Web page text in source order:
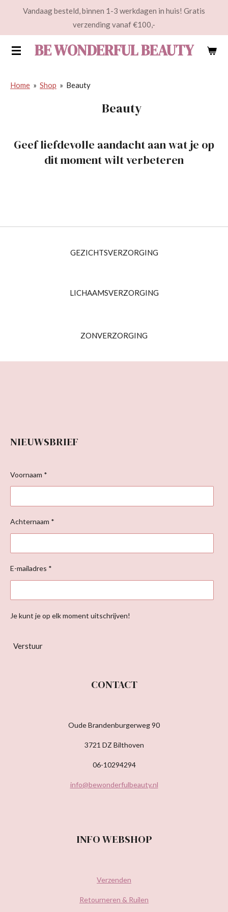
de
BE WONDERFUL BEAUTY
Vandaag besteld, binnen 1-3 werkdagen in huis! Gratis
verzending vanaf €100,-
Home » Shop » Beauty
Beauty
Geef liefdevolle aandacht aan wat je op
dit moment wilt verbeteren
GEZICHTSVERZORGING
LICHAAMSVERZORGING
ZONVERZORGING
NIEUWSBRIEF
Voornaam *
Achternaam *
E-mailadres *
Je kunt je op elk moment uitschrijven!
Verstuur
CONTACT
Oude Brandenburgerweg 90
3721 DZ Bilthoven
06-10294294
info@bewonderfulbeauty.nl
INFO WEBSHOP
Verzenden
Retourneren & Ruilen